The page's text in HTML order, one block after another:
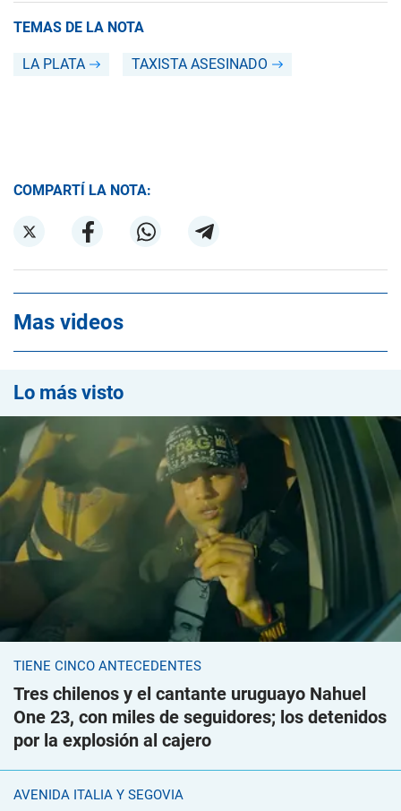
TEMAS DE LA NOTA
LA PLATA TAXISTA ASESINADO
COMPARTÍ LA NOTA:
Mas videos
Lo más visto
TIENE CINCO ANTECEDENTES
Tres chilenos y el cantante uruguayo Nahuel
One 23, con miles de seguidores; los detenidos
por la explosión al cajero
AVENIDA ITALIA Y SEGOVIA